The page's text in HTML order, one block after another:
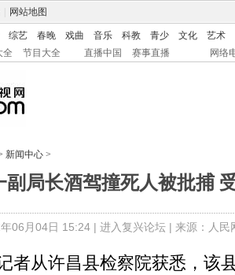
网站地图
综艺 春晚 戏曲 音乐 科教 青少 文化
艺术
全 节目大全 直播中国 赛事直播 网络
新闻中心 >
副局长酒驾撞死人被批捕
06月04日 15:24 | 进入复兴论坛 | 来源：人
从许昌县检察院获悉，该